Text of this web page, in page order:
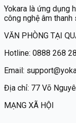
Yokara là ứng dụng
công nghệ âm thanh
VĂN PHÒNG TẠI
Hotline: 0888 268
Email:
Địa chỉ: 77 Võ
MẠNG XÃ HỘI